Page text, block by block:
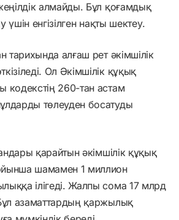
алмайды. Бұл қоғамдық
үшін енгізілген нақты шектеу.
тарихында алғаш рет әкімшілік
Ол Әкімшілік құқық
кодекстің 260-тан астам
төлеуден босатуды
қарайтын әкімшілік құқық
шамамен 1 миллион
ілігеді. Жалпы сома 17 млрд
азаматтардың қаржылық